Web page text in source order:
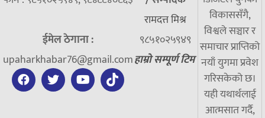
ईमेल ठेगाना :
upaharkhabar76@gmail.com
रामदत्त मिश्र
९८५१०२५९४९
हाम्रो सम्पूर्ण टिम
विकाससँगै,
विश्वले सञ्चार र
समाचार प्राप्तिको
नयाँ युगमा प्रवेश
गरिसकेको छ।
यही यथार्थलाई
आत्मसात गर्दै,